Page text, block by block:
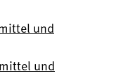
und
und